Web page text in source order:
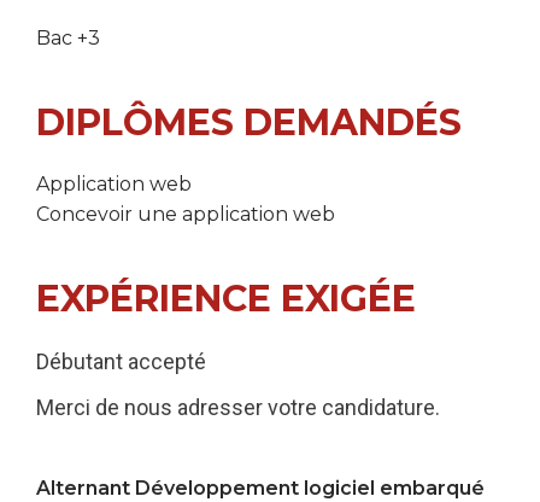
Bac +3
DIPLÔMES DEMANDÉS
Application web
Concevoir une application web
EXPÉRIENCE EXIGÉE
Débutant accepté
Merci de nous adresser votre candidature.
Alternant Développement logiciel embarqué